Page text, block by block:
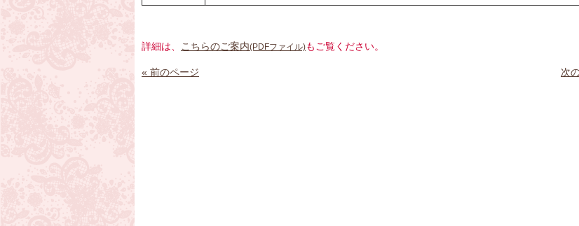
詳細は、 こちらのご案内(PDFファイル)もご覧ください。
« 前のページ 次